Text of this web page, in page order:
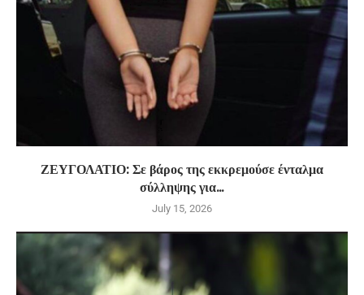
ΖΕΥΓΟΛΑΤΙΟ: Σε βάρος της εκκρεμούσε ένταλμα
σύλληψης για...
July 15, 2026